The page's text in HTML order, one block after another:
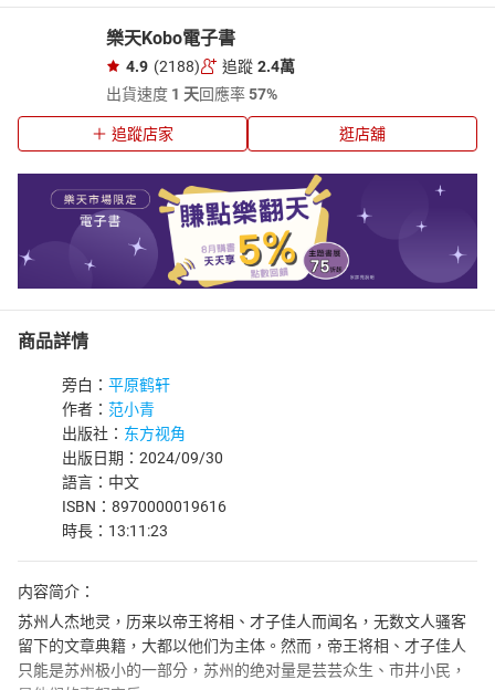
樂天Kobo電子書
4.9 (2188) 追蹤 2.4萬
出貨速度 1 天回應率57%
追蹤店家 逛店舖
商品詳情
旁白： 平原鹤轩
作者： 范小青
出版社： 东方视角
出版日期：2024/09/30
語言：中文
ISBN：8970000019616
時長：13:11:23
内容简介：
苏州人杰地灵，历来以帝王将相、才子佳人而闻名，无数文人骚客
留下的文章典籍，大都以他们为主体。然而，帝王将相、才子佳人
只能是苏州极小的一部分，苏州的绝对量是芸芸众生、市井小民，